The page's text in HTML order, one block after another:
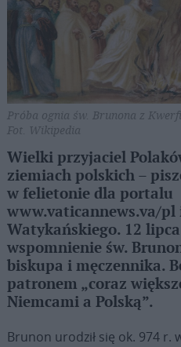
Próba ognia św. Brunona z
Fot. Wikipedia
Wielki przyjaciel
ziemiach polskich –
w felietonie dla portalu
www.vaticannews.va/pl
Watykańskiego. 12
wspomnienie św.
biskupa i męczennika.
patronem „coraz
Niemcami a Polską”.
Brunon urodził się ok. 974 r.